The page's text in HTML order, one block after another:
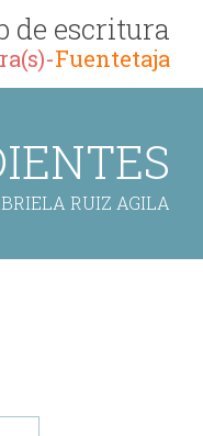
de escritura
Fuentetaja
RUIZ AGILA